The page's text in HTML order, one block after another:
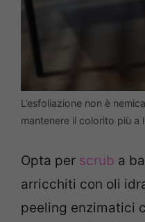
L’esfoliazione non è
mantenere il colorito più a
Opta per scrub a
arricchiti con oli
peeling enzimatici